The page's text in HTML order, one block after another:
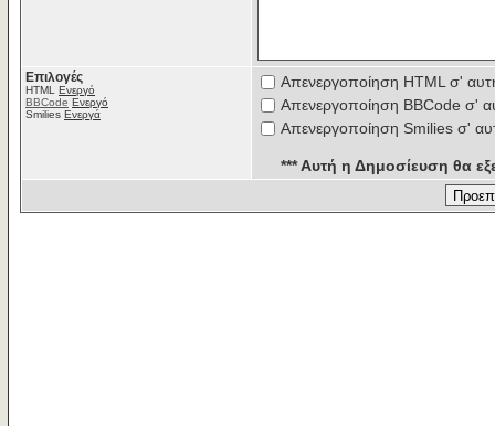
Επιλογές
HTML Ενεργό
BBCode Ενεργό
Smilies Ενεργά
Απενεργοποίηση HTML σ'
Απενεργοποίηση BBCode σ'
Απενεργοποίηση Smilies σ'
*** Αυτή η Δημοσίευση θα